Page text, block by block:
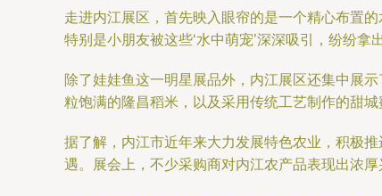
走进内江展区，首先映入眼帘的是一个精心布置
特别是小朋友被这些‘水中萌宠’深深吸引，纷纷
除了娃娃鱼这一明星展品外，内江展区还集中展
粒饱满的隆昌稻米，以及采用传统工艺制作的甜
据了解，内江市近年来大力发展特色农业，积极
遇。展会上，不少采购商对内江农产品表现出浓厚